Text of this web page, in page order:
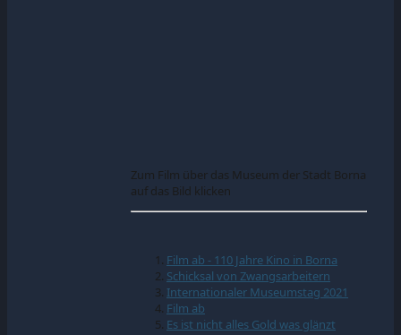
Zum Film über das Museum der Stadt Borna
auf das Bild klicken
Film ab - 110 Jahre Kino in Borna
Schicksal von Zwangsarbeitern
Internationaler Museumstag 2021
Film ab
Es ist nicht alles Gold was glänzt